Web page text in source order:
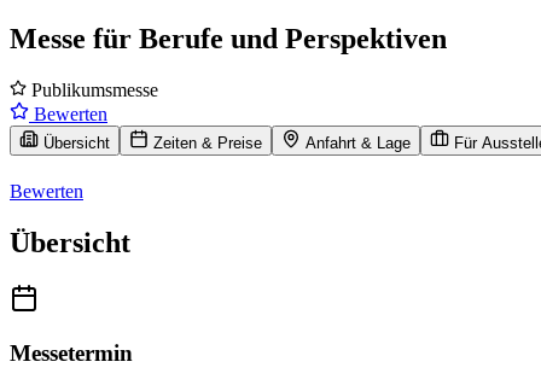
Messe für Berufe und Perspektiven
Publikumsmesse
Bewerten
Übersicht Zeiten & Preise Anfahrt & Lage Für
Bewerten
Übersicht
Messetermin